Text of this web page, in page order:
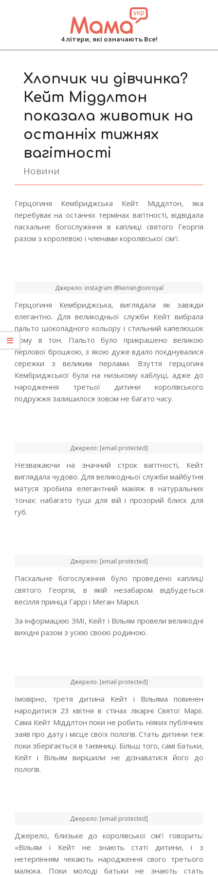
4 літери, які означають Все!
Хлопчик чи дівчинка?
Кейт Міддлтон
показала животик на
останніх тижнях
вагітності
Новини
Герцогиня Кембриджська Кейт Міддлтон, яка
перебуває на останніх термінах вагітності, відвідала
пасхальне богослужіння в каплиці святого Георгія
разом з королевою і членами королівської сім’ї.
Джерело: instagram @kensingtonroyal
Герцогиня Кембриджська, виглядала як завжди
елегантно. Для великодньої служби Кейт вибрала
пальто шоколадного кольору і стильний капелюшок
йому в тон. Пальто було прикрашено великою
перлової брошкою, з якою дуже вдало поєднувалися
сережки з великим перлами. Взуття герцогині
Кембриджської була на низькому каблуці, адже до
народження третьої дитини королівського
подружжя залишилося зовсім не багато часу.
Джерело: [email protected]
Незважаючи на значний строк вагітності, Кейт
виглядала чудово. Для великодньої служби майбутня
матуся зробила елегантний макіяж в натуральних
тонах: набагато туші для вій і прозорий блиск для
губ.
Джерело: [email protected]
Пасхальне богослужіння було проведено каплиці
святого Георгія, в якій незабаром відбудеться
весілля принца Гаррі і Меган Маркл.
За інформацією ЗМІ, Кейт і Вільям провели великодні
вихідні разом з усією своєю родиною.
Джерело: [email protected]
Імовірно, третя дитина Кейт і Вільяма повинен
народитися 23 квітня в стінах лікарні Святої Марії.
Сама Кейт Міддлтон поки не робить ніяких публічних
заяв про дату і місце своїх пологів. Стать дитини теж
поки зберігається в таємниці. Більш того, самі батьки,
Кейт і Вільям вирішили не дізнаватися його до
пологів.
Джерело: [email protected]
Джерело, близьке до королівської сім’ї говорить:
«Вільям і Кейт не знають статі дитини, і з
нетерпінням чекають народження свого третього
малюка. Поки молоді батьки не знають стать